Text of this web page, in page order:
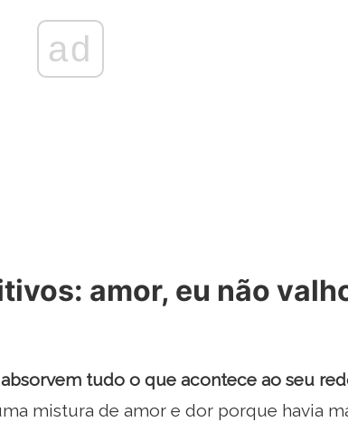
ad
amor, eu não
tudo o que acontece ao seu
mistura de amor e dor porque havia